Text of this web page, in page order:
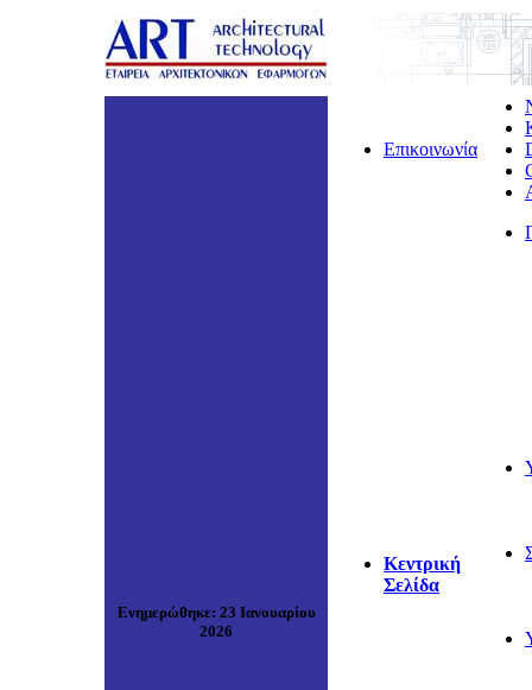
Επικοινωνία
Κεντρική
Σελίδα
Ενημερώθηκε: 23 Ιανουαρίου
2026